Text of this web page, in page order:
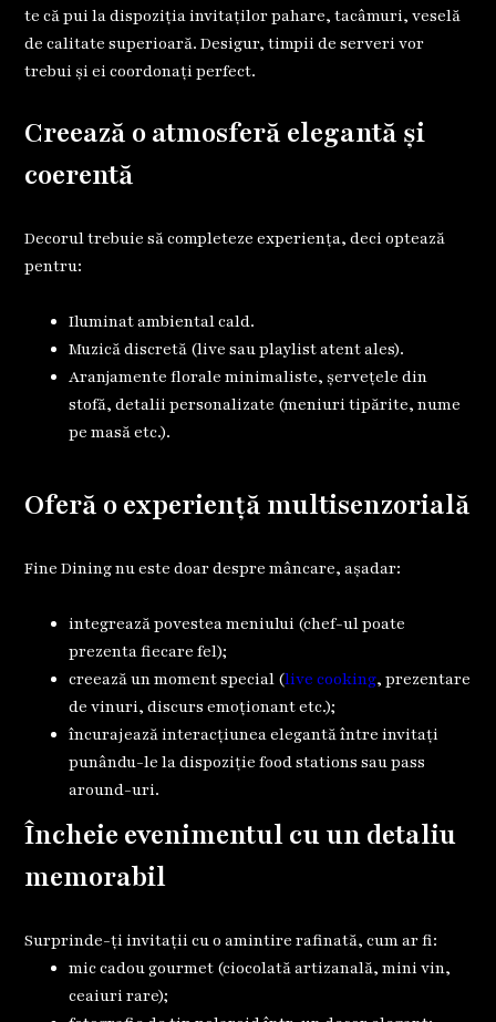
te că pui la dispoziția invitaților pahare, tacâmuri, veselă
de calitate superioară. Desigur, timpii de serveri vor
trebui și ei coordonați perfect.
Creează o atmosferă elegantă și
coerentă
Decorul trebuie să completeze experiența, deci optează
pentru:
Iluminat ambiental cald.
Muzică discretă (live sau playlist atent ales).
Aranjamente florale minimaliste, șervețele din
stofă, detalii personalizate (meniuri tipărite, nume
pe masă etc.).
Oferă o experiență multisenzorială
Fine Dining nu este doar despre mâncare, așadar:
integrează povestea meniului (chef-ul poate
prezenta fiecare fel);
creează un moment special (live cooking, prezentare
de vinuri, discurs emoționant etc.);
încurajează interacțiunea elegantă între invitați
punându-le la dispoziție food stations sau pass
around-uri.
Încheie evenimentul cu un detaliu
memorabil
Surprinde-ți invitații cu o amintire rafinată, cum ar fi:
mic cadou gourmet (ciocolată artizanală, mini vin,
ceaiuri rare);